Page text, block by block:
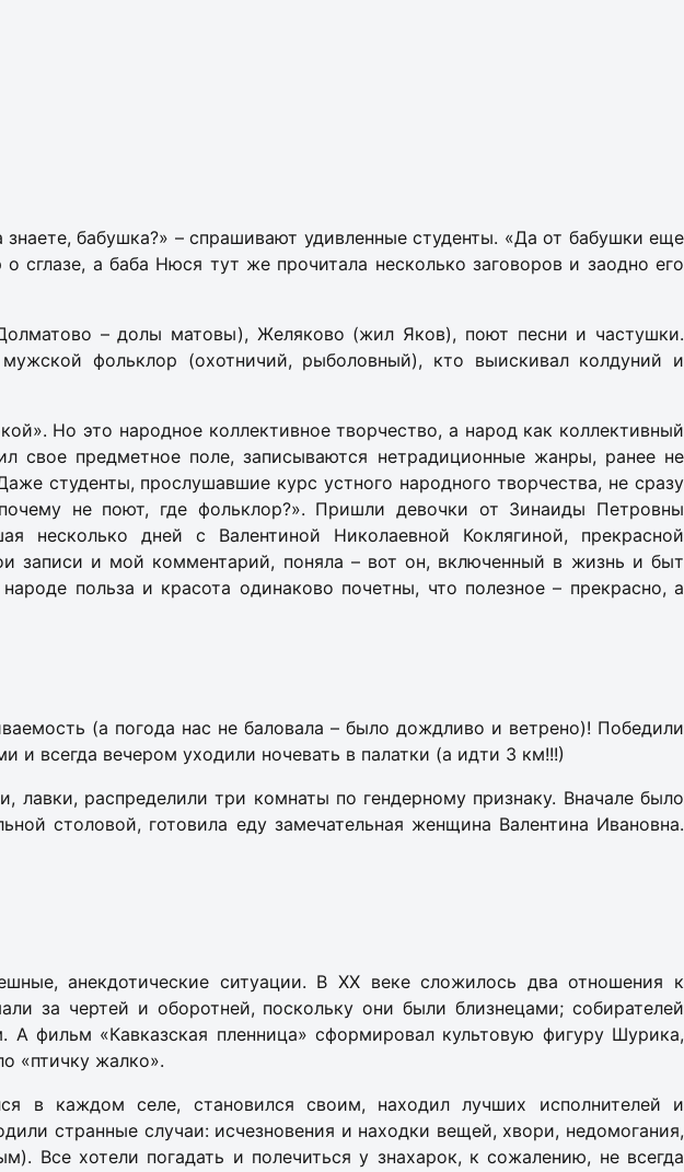
бабушка?» – спрашивают удивленные студенты. «Да от бабушки еще
а баба Нюся тут же прочитала несколько заговоров и заодно его
– долы матовы), Желяково (жил Яков), поют песни и частушки.
фольклор (охотничий, рыболовный), кто выискивал колдуний и
Но это народное коллективное творчество, а народ как коллективный
свое предметное поле, записываются нетрадиционные жанры, ранее не
студенты, прослушавшие курс устного народного творчества, не сразу
не поют, где фольклор?». Пришли девочки от Зинаиды Петровны
несколько дней с Валентиной Николаевной Коклягиной, прекрасной
записи и мой комментарий, поняла – вот он, включенный в жизнь и быт
польза и красота одинаково почетны, что полезное – прекрасно, а
(а погода нас не баловала – было дождливо и ветрено)! Победили
всегда вечером уходили ночевать в палатки (а идти 3 км!!!)
лавки, распределили три комнаты по гендерному признаку. Вначале было
столовой, готовила еду замечательная женщина Валентина Ивановна.
анекдотические ситуации. В ХХ веке сложилось два отношения к
за чертей и оборотней, поскольку они были близнецами; собирателей
фильм «Кавказская пленница» сформировал культовую фигуру Шурика,
«птичку жалко».
в каждом селе, становился своим, находил лучших исполнителей и
странные случаи: исчезновения и находки вещей, хвори, недомогания,
Все хотели погадать и полечиться у знахарок, к сожалению, не всегда